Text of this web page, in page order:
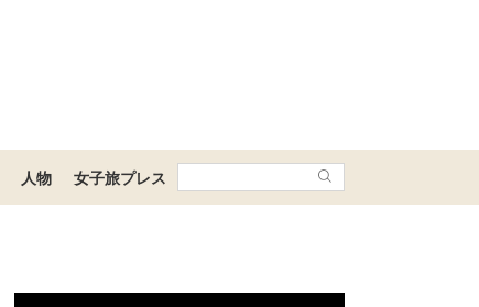
人物 女子旅プレス